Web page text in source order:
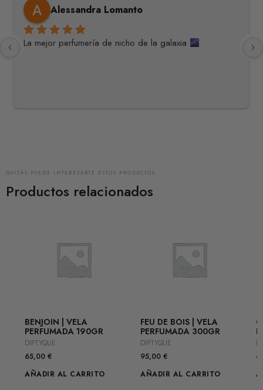
Candice Mama
Hermosa experiencia. Es muy raro que una tienda piense
QUIZÁS PUEDE INTERESARTE ESTOS PRODUCTOS
Productos relacionados
BENJOIN | VELA
PERFUMADA 190GR
DIPTYQUE
65,00 €
AÑADIR AL CARRITO
FEU DE BOIS | VELA
PERFUMADA 300GR
DIPTYQUE
95,00 €
AÑADIR AL CARRITO